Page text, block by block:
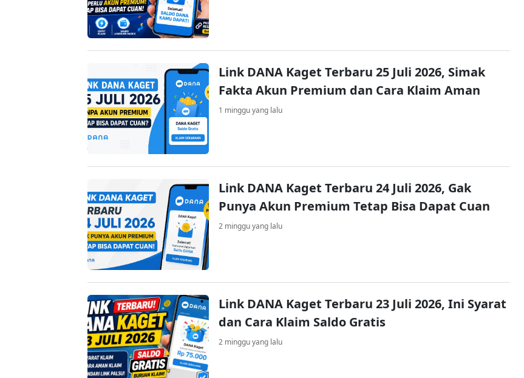
Link DANA Kaget Terbaru 25 Juli 2026, Simak
Fakta Akun Premium dan Cara Klaim Aman
1 minggu yang lalu
Link DANA Kaget Terbaru 24 Juli 2026, Gak
Punya Akun Premium Tetap Bisa Dapat Cuan
2 minggu yang lalu
Link DANA Kaget Terbaru 23 Juli 2026, Ini Syarat
dan Cara Klaim Saldo Gratis
2 minggu yang lalu